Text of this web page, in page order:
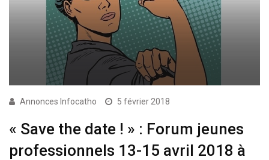
Annonces Infocatho 5 février 2018
« Save the date ! » : Forum jeunes
professionnels 13-15 avril 2018 à